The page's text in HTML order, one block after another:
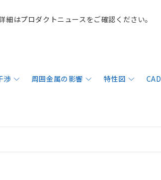
細はプロダクトニュースをご確認ください。
渉 周囲金属の影響 特性図 CAD